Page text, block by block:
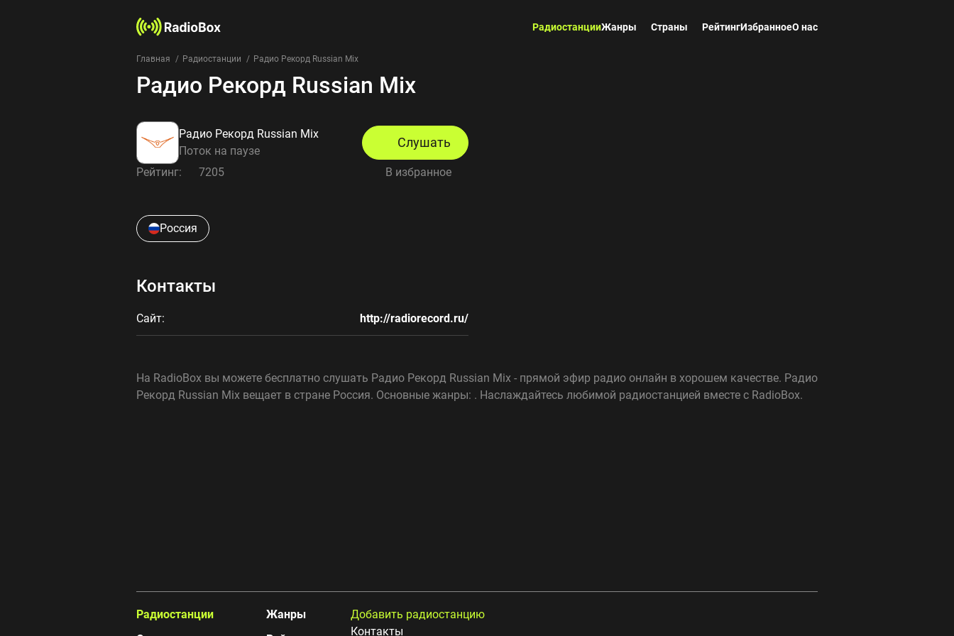
РадиостанцииЖанры Страны РейтингИзбранноеО нас
Главная Радиостанции Радио Рекорд Russian Mix
Радио Рекорд Russian Mix
Радио Рекорд Russian Mix
Поток на паузе
Слушать
Рейтинг: 7205 В избранное
Россия
Контакты
Сайт: http://radiorecord.ru/
На RadioBox вы можете бесплатно слушать Радио Рекорд Russian Mix - прямой эфир радио онлайн в хорошем качестве. Радио
Рекорд Russian Mix вещает в стране Россия. Основные жанры: . Наслаждайтесь любимой радиостанцией вместе с RadioBox.
Радиостанции
Жанры
Добавить радиостанцию
Контакты